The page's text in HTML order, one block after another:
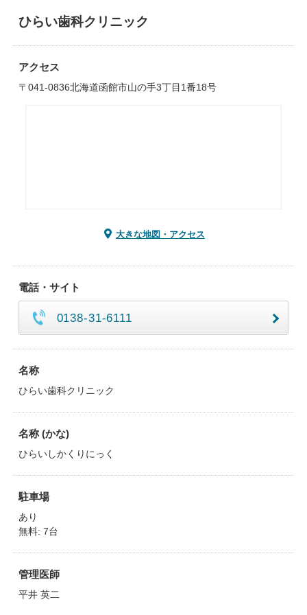
ひらい歯科クリニック
アクセス
〒041-0836北海道函館市山の手3丁目1番18号
大きな地図・アクセス
電話・サイト
0138-31-6111
名称
ひらい歯科クリニック
名称 (かな)
ひらいしかくりにっく
駐車場
あり
無料: 7台
管理医師
平井 英二